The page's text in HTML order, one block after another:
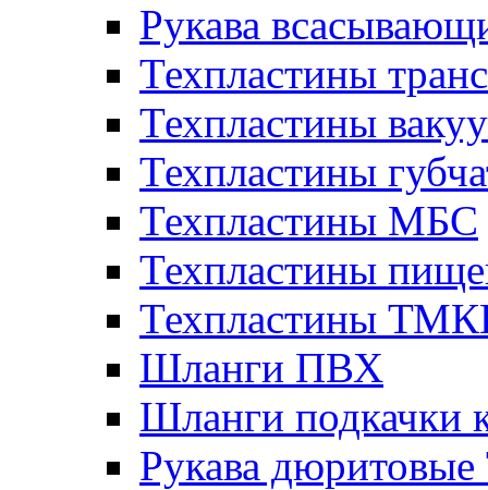
Рукава
Техпластины
Техпластины
Техпластины
Техпластины МБС
Техпластины
Техпластины
Шланги ПВХ
Шланги подкачки
Рукава